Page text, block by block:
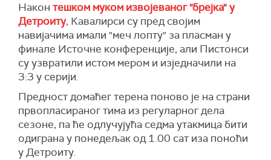
Након тешком муком извојеваног "брејка" у
Детроиту, Кавалирси су пред својим
навијачима имали "меч лопту" за пласман у
финале Источне конференције, али Пистонси
су узвратили истом мером и изједначили на
3:3 у серији.
Предност домаћег терена поново је на страни
првопласираног тима из регуларног дела
сезоне, па ће одлучујућа седма утакмица бити
одиграна у понедељак од 1.00 сат иза поноћи
у Детроиту.